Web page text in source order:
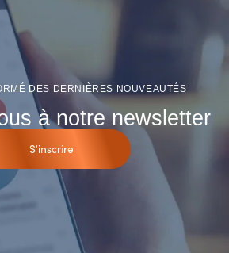
DES DERNIÈRES NOUVEAUTÉS
à notre newsletter
S'inscrire